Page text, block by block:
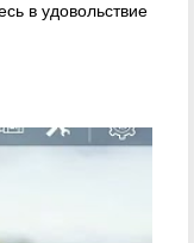
в удовольствие